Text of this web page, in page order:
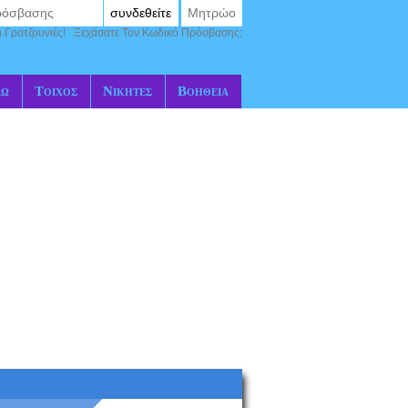
Τοίχος Νικητές Βοήθεια
συνδεθείτε Μητρώο
Ξεχάσατε Τον Κωδικό Πρόσβασης;